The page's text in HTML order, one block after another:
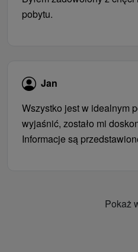
pobytu.
Jan
Wszystko jest w idealnym
wyjaśnić, zostało mi
Informacje są
Pokaż